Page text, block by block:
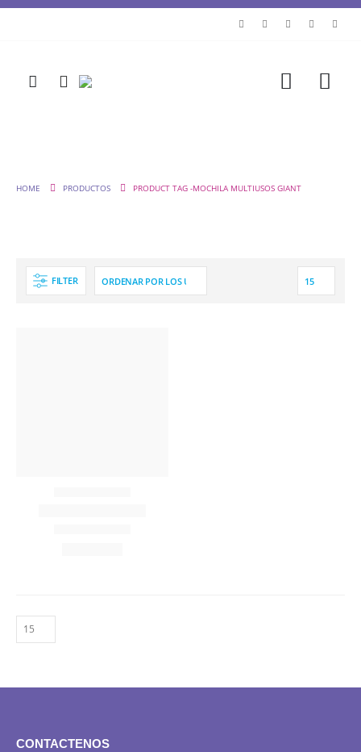
HOME PRODUCTOS PRODUCT TAG -MOCHILA MULTIUSOS GIANT
FILTER
CONTACTENOS